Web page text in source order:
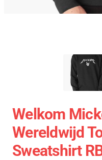
Welkom
Wereldwijd
Sweatshirt